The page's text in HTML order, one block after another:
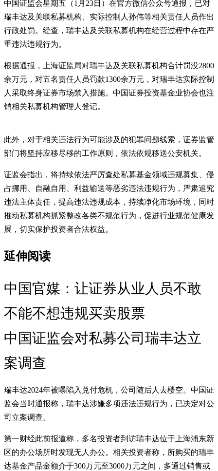
中国证监会星期五（1月23日）在官方微信公众号通报，已对
瑞丰达及关联私募机构、实际控制人孙伟等相关责任人员作出
行政处罚。经查，瑞丰达及关联私募机构在经营过程中存在严
重违法违规行为。
根据通报，上海证监局对瑞丰达及关联私募机构合计罚没2800
余万元，对五名责任人员罚款1300余万元，对瑞丰达实际控制
人采取终身证券市场禁入措施。中国证券投资基金业协会也注
销相关私募机构管理人登记。
此外，对于相关违法行为可能涉及的犯罪问题线索，证券监管
部门将坚持应移尽移的工作原则，依法依规移送公安机关。
证监会指出，将持续依法严厉查处私募基金领域违规募集、侵
占挪用、自融自用、利益输送等恶劣违法违规行为，严肃追究
违法主体责任，提高违法违规成本，持续净化市场环境，同时
推动私募机构抓紧整改各类不规范行为，促进行业规范健康发
展，切实保护投资者合法权益。
延伸阅读
中国官媒：让证券从业人员不敢
不能不想违规买卖股票
中国证监会对私募公司瑞丰达立
案调查
瑞丰达2024年被曝陷入兑付危机，公司随后人去楼空。中国证
监会当时通报称，瑞丰达涉嫌多项违法违规行为，已决定对公
司立案调查。
第一财经此前报道称，多名投资者到访瑞丰达位于上海浦东新
区的办公场所时发现无人办公。相关投资者称，所购买的瑞丰
达基金产品金额介于300万元至3000万元之间，多通过销售或